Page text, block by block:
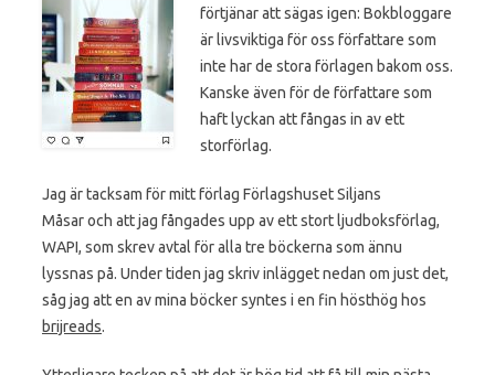
förtjänar att sägas igen: Bokbloggare
är livsviktiga för oss författare som
inte har de stora förlagen bakom oss.
Kanske även för de författare som
haft lyckan att fångas in av ett
storförlag.
Jag är tacksam för mitt förlag Förlagshuset Siljans
Måsar och att jag fångades upp av ett stort ljudboksförlag,
WAPI, som skrev avtal för alla tre böckerna som ännu
lyssnas på. Under tiden jag skriv inlägget nedan om just det,
såg jag att en av mina böcker syntes i en fin hösthög hos
brijreads.